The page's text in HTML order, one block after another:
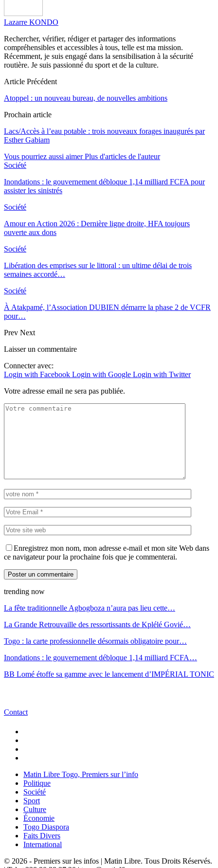
Lazarre KONDO
Rechercher, vérifier, rédiger et partager des informations
compréhensibles et accessibles à tous, telle est ma mission.
Récemment, je suis engagé dans la sensibilisation à la sécurité
routière. Je suis passionné du sport et de la culture.
Article Précédent
Atoppel : un nouveau bureau, de nouvelles ambitions
Prochain article
Lacs/Accès à l’eau potable : trois nouveaux forages inaugurés par
Esther Gabiam
Vous pourriez aussi aimer Plus d'articles de l'auteur
Société
Inondations : le gouvernement débloque 1,14 milliard FCFA pour
assister les sinistrés
Société
Amour en Action 2026 : Dernière ligne droite, HFA toujours
ouverte aux dons
Société
Libération des emprises sur le littoral : un ultime délai de trois
semaines accordé…
Société
À Atakpamé, l’Association DUBIEN démarre la phase 2 de VCFR
pour…
Prev Next
Laisser un commentaire
Connecter avec:
Login with Facebook Login with Google Login with Twitter
Votre adresse email ne sera pas publiée.
Enregistrez mon nom, mon adresse e-mail et mon site Web dans
ce navigateur pour la prochaine fois que je commenterai.
trending now
La fête traditionnelle Agbogboza n’aura pas lieu cette…
La Grande Retrouvaille des ressortissants de Kplélé Govié…
Togo : la carte professionnelle désormais obligatoire pour…
Inondations : le gouvernement débloque 1,14 milliard FCFA…
BB Lomé étoffe sa gamme avec le lancement d’IMPÉRIAL TONIC
Contact
Matin Libre Togo, Premiers sur l’info
Politique
Société
Sport
Culture
Économie
Togo Diaspora
Faits Divers
International
© 2026 - Premiers sur les infos | Matin Libre. Tous Droits Réservés.